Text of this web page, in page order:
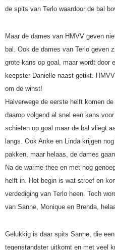
de spits van Terlo waardoor de bal
Maar de dames van HMVV geven
bal. Ook de dames van Terlo geven
grote kans op goal, maar wordt door
keepster Danielle naast getikt.
om de winst!
Halverwege de eerste helft komen
daarop volgend al snel een kans
schieten op goal maar de bal vliegt
langs. Ook Anke en Linda krijgen
pakken, maar helaas, de dames
Na de warme thee en met nog
helft in. Het begin is wat stroef en
verdediging van Terlo heen. Toch
van Sanne, Monique en Brenda,
Gelukkig is daar spits Sanne, die
tegenstandster uitkomt en met veel